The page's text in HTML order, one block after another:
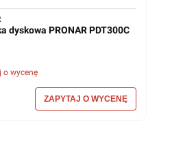
dyskowa PRONAR PDT300C
o wycenę